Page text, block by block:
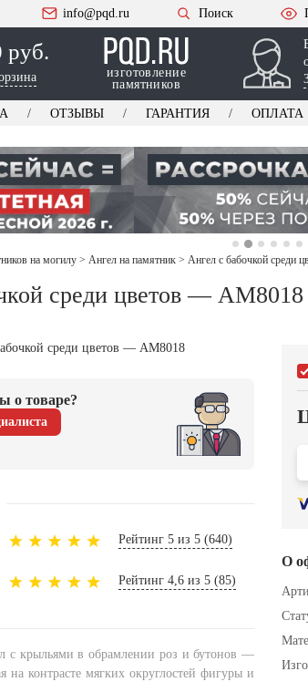
info@pqd.ru Поиск
руб.
изготовление
памятников
ОТЗЫВЫ ГАРАНТИЯ ОПЛАТА
на могилу > Ангел на памятник > Ангел с бабочкой среди
среди цветов — AM8018
о товаре?
Рейтинг 5 из 5 (640)
Рейтинг 4,6 из 5 (85)
с крыльями в обрамлении роз и бутонов —
на контрасте мягких округлостей фигуры и
О